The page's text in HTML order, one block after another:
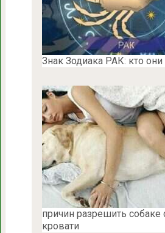
Знак Зодиака РАК: кто они
причин разрешить собаке
кровати